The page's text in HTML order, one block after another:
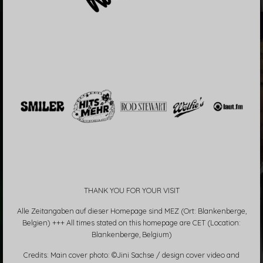
THANK YOU FOR YOUR VISIT
Alle Zeitangaben auf dieser Homepage sind MEZ (Ort: Blankenberge,
Belgien) +++ All times stated on this homepage are CET (Location:
Blankenberge, Belgium)
Credits: Main cover photo: ©Jini Sachse / design cover video and